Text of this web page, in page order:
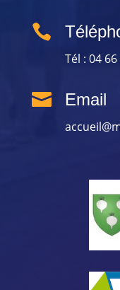

Tél : 04 66
 Email